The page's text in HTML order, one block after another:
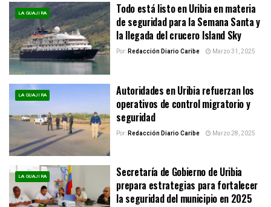
LA GUAJIRA
Todo está listo en Uribia en materia
de seguridad para la Semana Santa y
la llegada del crucero Island Sky
Por:Redacción Diario Caribe Marzo 31, 2025
LA GUAJIRA
Autoridades en Uribia refuerzan los
operativos de control migratorio y
seguridad
Por:Redacción Diario Caribe Marzo 28, 2025
LA GUAJIRA
Secretaría de Gobierno de Uribia
prepara estrategias para fortalecer
la seguridad del municipio en 2025